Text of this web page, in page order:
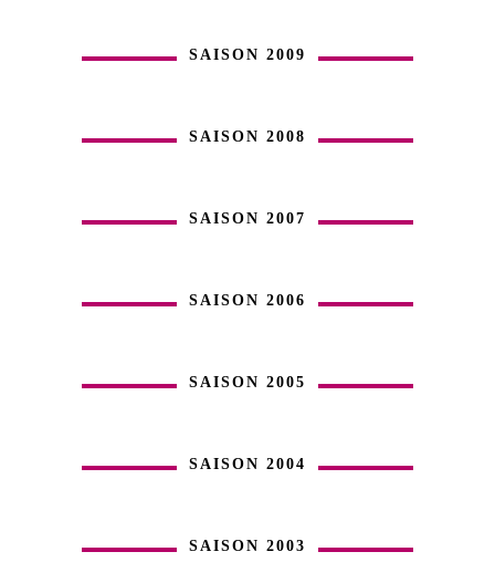
SAISON 2009
SAISON 2008
SAISON 2007
SAISON 2006
SAISON 2005
SAISON 2004
SAISON 2003